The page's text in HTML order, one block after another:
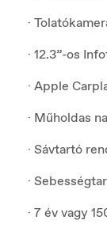
·
· 12.3”-os
· Apple
· Műholdas
· Sávtartó
·
· 7 év vagy